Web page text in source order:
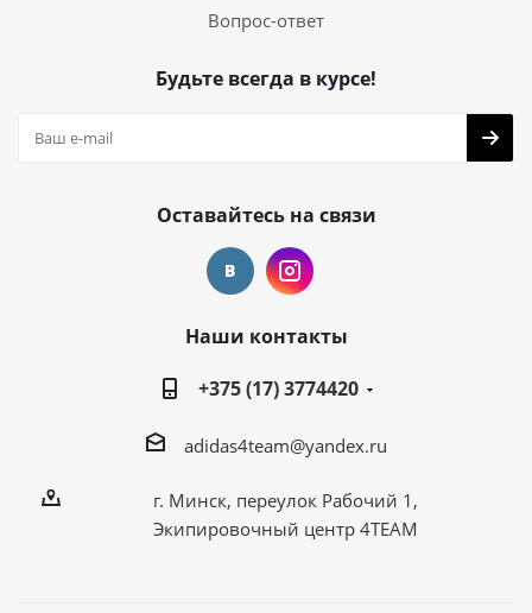
Вопрос-ответ
Будьте всегда в курсе!
Оставайтесь на связи
Наши контакты
+375 (17) 3774420
adidas4team@yandex.ru
г. Минск, переулок Рабочий 1,
Экипировочный центр 4TEAM